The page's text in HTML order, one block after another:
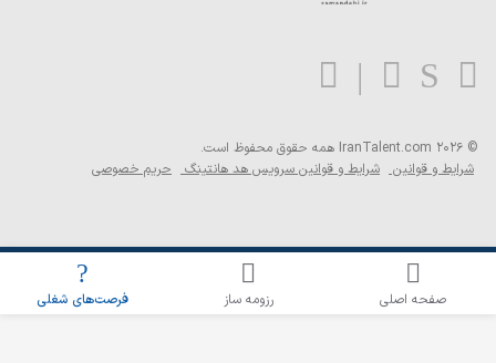
اطلاع‌رسانی شغلی را برای این جستجو فعال کنید
بلاگ
© 2026 IranTalent.com
همه حقوق محفوظ است.
شرایط و قوانین شرایط و قوانین سرویس هد هانتینگ حریم خصوصی
صفحه اصلی رزومه ساز فرصت‌های شغلی